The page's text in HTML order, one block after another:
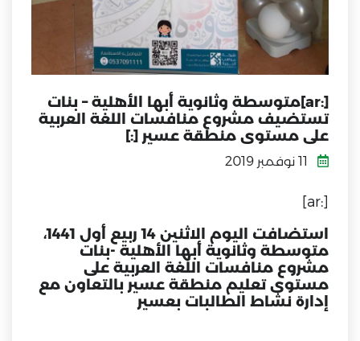
[:ar]متوسطة وثانوية أبها الأهلية – بنات
تستضيف مشروع منافسات اللغة العربية
على مستوى منطقة عسير [:]
[:ar]
استضافت اليوم الاثنين 14 ربيع أول 1441،
متوسطة وثانوية أبها الأهلية -بنات
مشروع منافسات اللغة العربية على
مستوى تعليم منطقة عسير بالتعاون مع
إدارة نشاط الطالبات بعسير